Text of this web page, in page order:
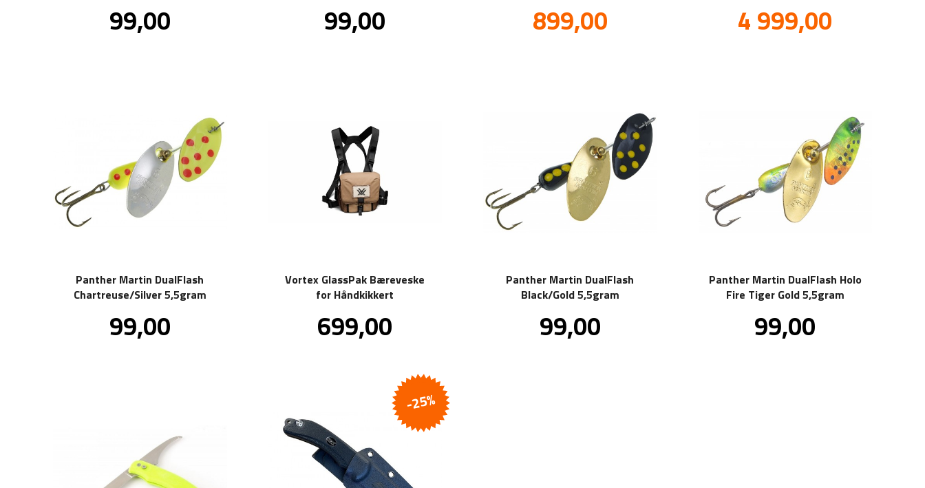
Pris
99,00inkl.
mva.
Pris
99,00 Tilbud
899,00inkl.
mva.
bilder gratis pr kamera,
pr.mnd!)
Tilbud
4 999,00
Panther Martin DualFlash
Chartreuse/Silver 5,5gram
Pris
99,00inkl.
mva.
Vortex GlassPak Bæreveske
for Håndkikkert
Pris
699,00
Panther Martin DualFlash
Black/Gold 5,5gram
Pris
99,00inkl.
mva.
Panther Martin DualFlash Holo
Fire Tiger Gold 5,5gram
Pris
99,00
-25%